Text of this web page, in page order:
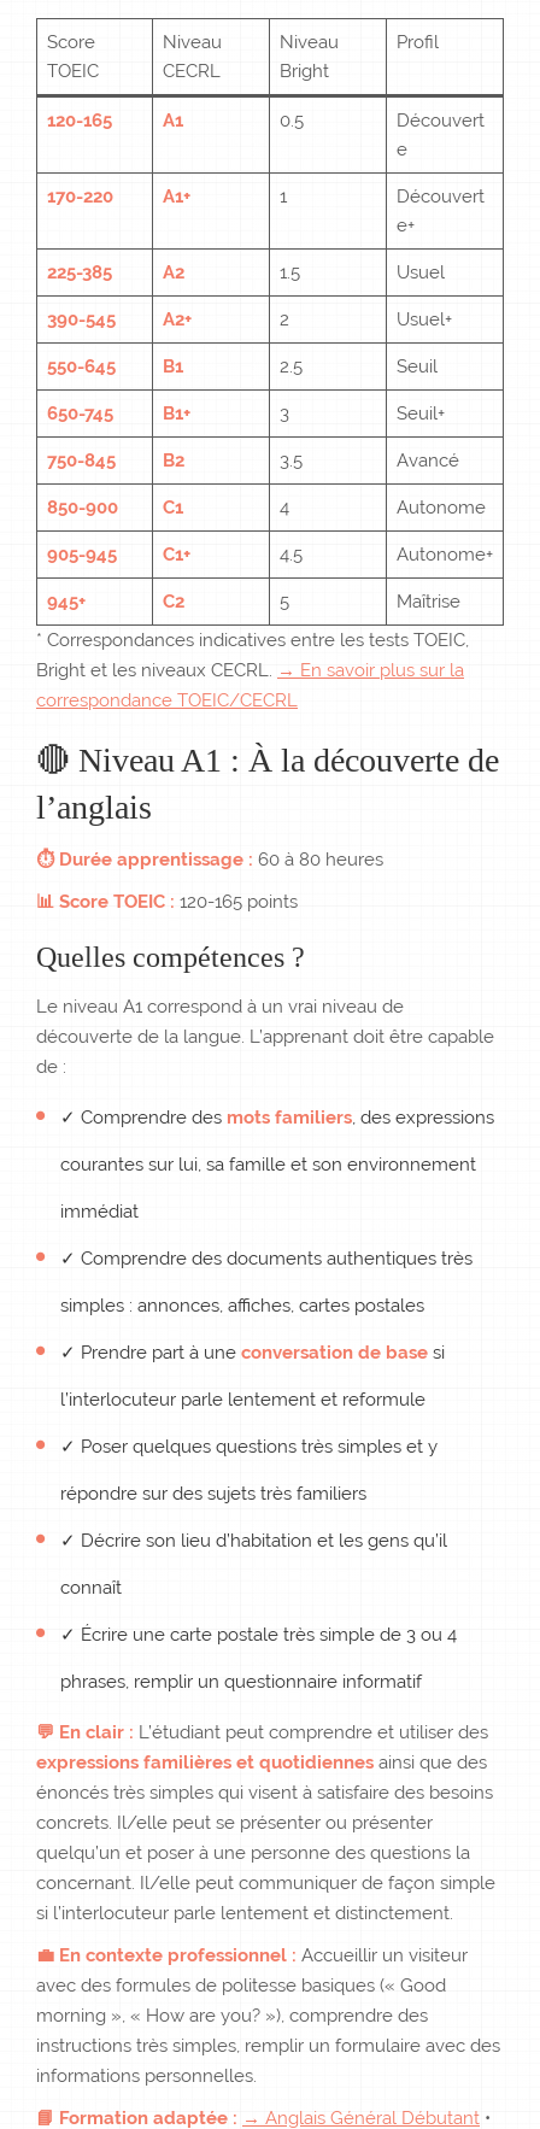
Score
TOEIC
Niveau
CECRL
Niveau
Bright
Profil
120-165 A1 0.5
Découvert
e
170-220 A1+ 1
Découvert
e+
225-385 A2 1.5 Usuel
390-545 A2+ 2 Usuel+
550-645 B1 2.5 Seuil
650-745 B1+ 3 Seuil+
750-845 B2 3.5 Avancé
850-900 C1 4 Autonome
905-945 C1+ 4.5 Autonome+
945+ C2 5
Maîtrise
* Correspondances indicatives entre les tests TOEIC,
Bright et les niveaux CECRL. → En savoir plus sur la
correspondance TOEIC/CECRL
🔴 Niveau A1 : À la découverte de
l’anglais
⏱ Durée apprentissage : 60 à 80 heures
📊 Score TOEIC : 120-165 points
Quelles compétences ?
Le niveau A1 correspond à un vrai niveau de
découverte de la langue. L’apprenant doit être capable
de :
✓ Comprendre des mots familiers, des expressions
courantes sur lui, sa famille et son environnement
immédiat
✓ Comprendre des documents authentiques très
simples : annonces, affiches, cartes postales
✓ Prendre part à une conversation de base si
l’interlocuteur parle lentement et reformule
✓ Poser quelques questions très simples et y
répondre sur des sujets très familiers
✓ Décrire son lieu d’habitation et les gens qu’il
connaît
✓ Écrire une carte postale très simple de 3 ou 4
phrases, remplir un questionnaire informatif
💬 En clair : L’étudiant peut comprendre et utiliser des
expressions familières et quotidiennes ainsi que des
énoncés très simples qui visent à satisfaire des besoins
concrets. Il/elle peut se présenter ou présenter
quelqu’un et poser à une personne des questions la
concernant. Il/elle peut communiquer de façon simple
si l’interlocuteur parle lentement et distinctement.
💼 En contexte professionnel : Accueillir un visiteur
avec des formules de politesse basiques (« Good
morning », « How are you? »), comprendre des
instructions très simples, remplir un formulaire avec des
informations personnelles.
📘 Formation adaptée : → Anglais Général Débutant •